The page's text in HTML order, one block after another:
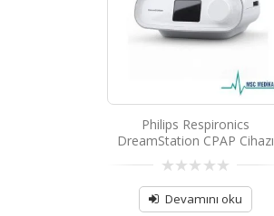
Philips Respironics
DreamStation CPAP Cihazı
0
out
of
Devamını oku